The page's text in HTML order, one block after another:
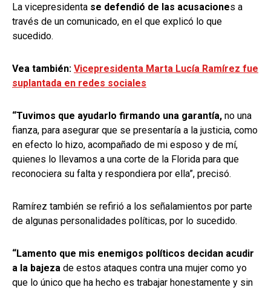
La vicepresidenta se defendió de las acusaciones a
través de un comunicado, en el que explicó lo que
sucedido.
Vea también: Vicepresidenta Marta Lucía Ramírez fue
suplantada en redes sociales
“Tuvimos que ayudarlo firmando una garantía, no una
fianza, para asegurar que se presentaría a la justicia, como
en efecto lo hizo, acompañado de mi esposo y de mí,
quienes lo llevamos a una corte de la Florida para que
reconociera su falta y respondiera por ella”, precisó.
Ramírez también se refirió a los señalamientos por parte
de algunas personalidades políticas, por lo sucedido.
“Lamento que mis enemigos políticos decidan acudir
a la bajeza de estos ataques contra una mujer como yo
que lo único que ha hecho es trabajar honestamente y sin